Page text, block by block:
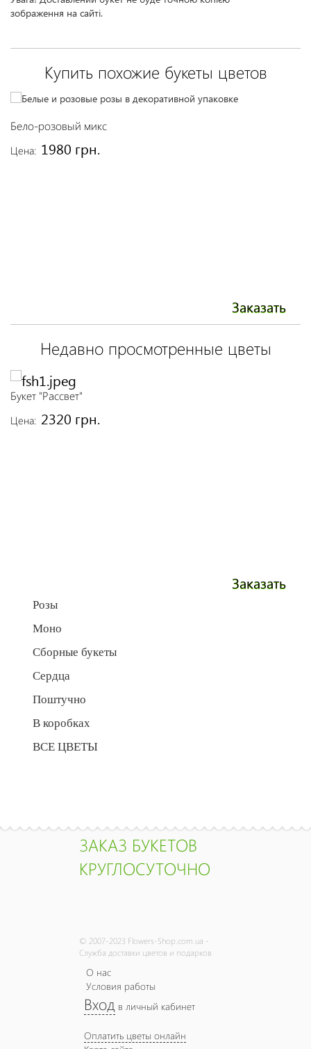
зображення на сайті.
Купить похожие букеты цветов
Бело-розовый микс
Цена: 1980 грн.
Заказать
Недавно просмотренные цветы
Букет "Рассвет"
Цена: 2320 грн.
Заказать
Розы
Моно
Сборные букеты
Сердца
Поштучно
В коробках
ВСЕ ЦВЕТЫ
ЗАКАЗ БУКЕТОВ
КРУГЛОСУТОЧНО
© 2007-2023 Flowers-Shop.com.ua -
Служба доставки цветов и подарков
О нас
Условия работы
Вход в личный кабинет
Оплатить цветы онлайн